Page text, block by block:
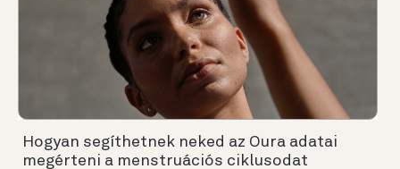
Hogyan segíthetnek neked az Oura adatai
megérteni a menstruációs ciklusodat